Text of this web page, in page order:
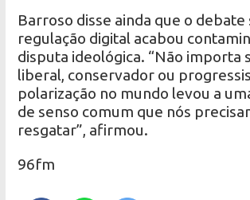
Barroso disse ainda que o debate
regulação digital acabou
disputa ideológica. “Não importa
liberal, conservador ou
polarização no mundo levou a
de senso comum que nós
resgatar”, afirmou.
96fm